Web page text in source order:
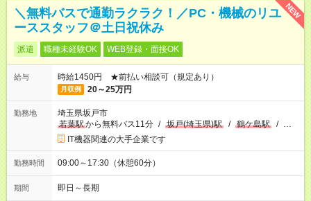
NEW
＼無料バスで通勤ラクラク！／PC・機械のリユ
ーススタッフ＠土日祝休み
派遣 職種未経験OK WEB登録・面接OK
給与 時給1450円 ★前払い相談可（規定あり）
月収例 20～25万円
勤務地
埼玉県坂戸市
若葉駅から無料バス11分 / 坂戸(埼玉県)駅 / 鶴ケ島駅 / …
IT機器関連の大手企業です
勤務時間 09:00～17:30（休憩60分）
期間 即日～長期